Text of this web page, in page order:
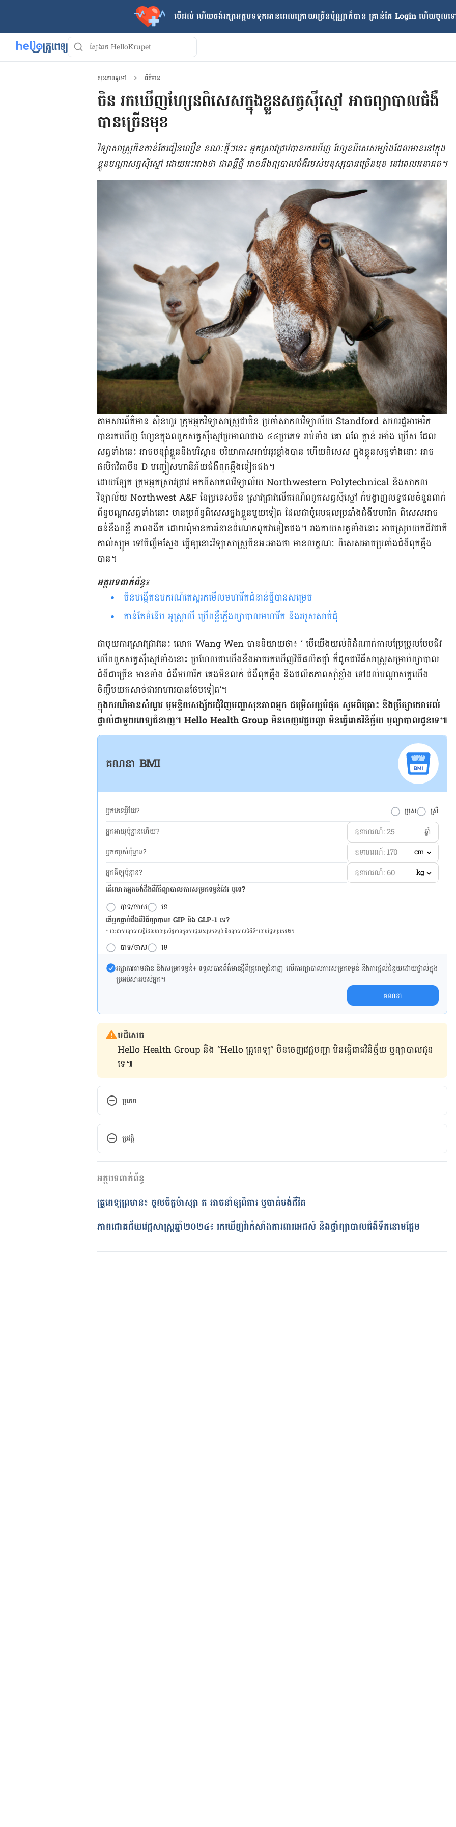
បើរវល់ ហើយចង់​រក្សាអត្ថបទទុកអានពេលក្រោយ​ច្រើនប៉ុណ្ណាក៏បាន គ្រាន់តែ​ Login ហើយចូលទ
សុខភាពទូទៅ ព័ត៌មាន
ចិន រក​ឃើញ​​ហ្សែន​​ពិសេសក្នុង​ខ្លួនសត្វ​ស៊ី​ស្មៅ អាចព្យាបាល​ជំងឺ​
បាន​ច្រើន​មុខ
វិទ្យាសាស្ត្រ​ចិន​កាន់​តែ​ជឿនលឿន ខណៈ​ថ្មី​ៗ​នេះ អ្នក​ស្រាវជ្រាវ​បាន​រក​ឃើញ ហ្សែន​ពិសេស​​ម្យ៉ាង​ដែល​មាន​នៅ​ក្នុង​
ខ្លួន​បណ្តា​សត្វស៊ី​ស្មៅ ​ដោយ​​អះ​អាង​ថា ជា​ពន្លឺ​ថ្មី​ អាច​នឹង​ព្យបាល​ជំងឺ​របស់​មនុស្ស​បាន​ច្រើន​មុខ នៅ​ពេល​អនាគត។
តាម​សារព័ត៌មាន​ ស៊ីនហួរ ក្រុម​អ្នក​វិទ្យាសាស្រ្ត​​ជា​ចិន​ ​ប្រចាំ​សាកលវិទ្យាល័យ​ Standford សហរដ្ឋអាមេរិក
បាន​រក​ឃើញ ហ្សែនក្នុង​ពពួក​សត្វ​ស៊ី​ស្មៅប្រមាណ​ជាង​ ៤៤​ប្រភេទ រាប់​​ទាំង គោ ពពែ ក្តាន់ រមាំង ប្រើស ដែល​
សត្វ​ទាំង​នេះ អាច​បន្ស៊ាំ​ខ្លួន​នឹង​បរិស្ថាន បរិយាកាស​​អាប់​អួរ​ខ្លាំង​បាន ហើយ​ពិសេស ​ក្នុង​ខ្លួនសត្វ​ទាំង​នោះ អាច​
ផលិត​វីតាមីន D ​បញ្ចៀស​ហានិភ័យ​ជំងឺ​ពុក​ឆ្អឹង​ទៀត​​ផង។
ដោយ​ឡែក​ ក្រុម​អ្នក​ស្រាវជ្រាវ ​​មក​ពីសាកលវិទ្យាល័យ Northwestern Polytechnical និង​សាកល
វិទ្យាល័យ​ Northwest A&F នៃ​ប្រទេស​ចិន ​ស្រាវជ្រាវ​លើ​ករណី​ពពួក​សត្វ​ស៊ី​ស្មៅ ​ក៏​​បង្ហាញ​លទ្ធផល​​​​ចំនួន​​ពាក់
ព័ន្ធ​បណ្តា​​សត្វ​ទាំង​នោះ ​មាន​ប្រព័ន្ធ​ពិសេស​ក្នុង​ខ្លួន​​មួយ​ទៀត ដែល​ជា​ម៉ូលេគុល​ប្រឆាំង​ជំងឺ​មហារីក ​ពិសេស​អាច​
ធន់​នឹងពន្លឺ ភាព​ងងឹត ដោយ​ពុំ​មាន​ការ​រំខាន​ដំណេក​ពួក​វា​ទៀត​ផង។ រាង​កាយ​សត្វ​ទាំង​នោះ អាច​ស្រូប​យក​ជីវជាតិ​
កាល់ស្យូម ទៅ​ចិញ្ចឹម​​ស្នែង ធ្វើ​ឲ្យ​​នោះ​​វិទ្យាសាស្រ្ត​ចិន​អះ​អាង​ថា មាន​លក្ខណៈ ​ពិសេស​អាច​ប្រឆាំង​ជំងឺ​ពុក​ឆ្អឹង​
បាន។
អត្ថបទពាក់ព័ន្ធ៖
ចិន​​បង្កើតឧបករណ៍​តេស្ត​​រកមើល​​មហារីកជំនាន់​ថ្មី​​បាន​សម្រេច
កាន់​តែ​ទំនើប អូស្ត្រាលី ប្រើ​ពន្លឺ​ភ្លើងព្យាបាល​មហារីក និង​របួស​សាច់ដុំ
ជា​មួយ​ការ​ស្រាវជ្រាវ​នេះ លោក Wang Wen ​បាន​និយាយ​ថា៖ ‘ បើ​យើង​យល់​ពី​ដំណាក់​កាល​ប្រែ​ប្រួល​បែប​ជីវ​
លើពពួក​សត្វ​ស៊ី​ស្មៅ​ទាំងនោះ ប្រហែល​ថា​យើង​នឹង​អាច​រក​ឃើញ​វិធីផលិត​ថ្នាំ​ ក៏​ដូច​ជាវិធីសាស្ត្រសម្រាប់​ព្យាបាល​
ជំងឺ​ជា​ច្រើន ​មាន​ទាំង​ ជំងឺ​មហារីក គេង​មិន​លក់ ជំងឺ​ពុក​ឆ្អឹង និង​ផលិត​ភាព​ស៊ាំ​ខ្លាំង​ ទៅ​ដល់​បណ្តា​សត្វ​​យើង​
ចិញ្ចឹម​យក​សាច់​ជា​អាហារ​បាន​ថែម​ទៀត’។ ​​​​​​​​​​​​​​​
ក្នុង​ករណី​មាន​សំណួរ​ ឬ​មន្ទិល​សង្ស័យ​ជុំវិញ​បញ្ហា​សុខភាព​អ្នក​ ជម្រើស​ល្អ​បំផុត សូម​ពិគ្រោះ និង​ប្រឹក្សា​យោបល់​
ផ្ទាល់​ជាមួយ​ពេទ្យ​ជំនាញ។ Hello Health Group មិន​ចេញ​វេជ្ជបញ្ជា​ មិន​ធ្វើ​រោគ​វិនិច្ឆ័យ​ ឬ​ព្យាបាល​ជូន​ទេ៕
គណនា BMI
អ្នកភេទអ្វីដែរ? ប្រុស ស្រី
អ្នកអាយុប៉ុន្មានហើយ?
ឆ្នាំ
អ្នកកម្ពស់ប៉ុន្មាន?
cm
អ្នកគីឡូប៉ុន្មាន?
kg
តើលោកអ្នកចង់ដឹង​ពីវិធីព្យាបាលការសម្រកទម្ងន់ដែរ ឬទេ?
បាទ/ចាស ទេ
តើអ្នកធ្លាប់ដឹងពីវិធីព្យាបាល GIP និង GLP-1 ទេ?
* នេះ​ជា​ការ​ព្យា​បាល​ថ្មីដែល​​មាន​ប្រសិទ្ធ​ភាព​ក្នុង​ការ​ជួយ​សម្រក​ទម្ងន់ និង​ព្យា​បាល​ជំ​ងឺ​ទឹក​នោម​ផ្អែម​ប្រភេទ២។
បាទ/ចាស ទេ
រក្សា​ការ​តាមដាន និងសម្រក​ទម្ងន់៖ ទទួលបាន​ព័ត៌​មាន​ថ្មី​ពី​គ្រូពេទ្យ​ជំនាញ លើ​ការ​ព្យា​បាល​ការសម្រក​ទម្ងន់ និងការផ្តល់ជំនួយដោយផ្ទាល់​ក្នុង​
ប្រអប់​សារ​របស់​អ្នក។
គណនា
បដិសេធ
Hello Health Group និង “Hello គ្រូពេទ្យ” មិន​ចេញ​វេជ្ជបញ្ជា មិន​ធ្វើ​រោគវិនិច្ឆ័យ ឬ​ព្យាបាល​ជូន​
ទេ៕
ប្រភព
http://global.chinadaily.com.cn/a/201906/21/WS5d0c2f53a3103dbf14329713.html
ប្រវត្តិ
កំណែ​ប្រែបច្ចុប្បន្ន
22/06/2019
មាន រតនា
ត្រួតពិនិត្យដោយ វេជ្ជ. ចាន់ ស៊ីណេត
បច្ចុប្បន្នភាពដោយ៖ សន សុភា
អត្ថបទពាក់ព័ន្ធ
គ្រូពេទ្យព្រមាន៖ ចូលចិត្តម៉ាស្សា ក អាចនាំឲ្យពិការ ឬបាត់បង់ជីវិត
ភាពជោគជ័យវេជ្ជសាស្ត្រឆ្នាំ២០២៤៖ រកឃើញវ៉ាក់សាំងការពារអេដស៍ និងថ្នាំព្យាបាលជំងឺទឹកនោមផ្អែម